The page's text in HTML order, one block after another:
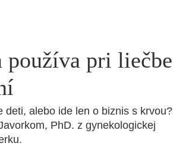
používa pri liečbe
alebo ide len o biznis s krvou?
PhD. z gynekologickej